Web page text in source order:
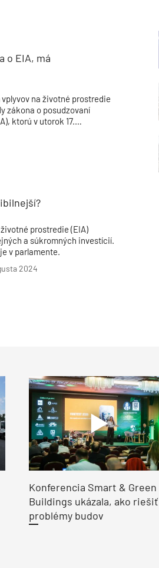
o EIA, má
na životné prostredie
zákona o posudzovaní
ktorú v utorok 17.
prostredie (EIA)
a súkromných investícií.
v parlamente.
2024
Konferencia Smart & Green
Buildings ukázala, ako riešiť
problémy budov